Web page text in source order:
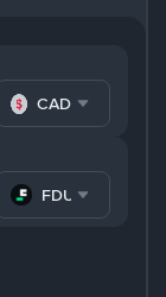
CAD
FDUSD